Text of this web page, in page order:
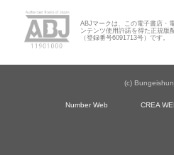
ABJマークは、この電子書店・
ンテンツ使用許諾を得た正規版
（登録番号6091713号）です。
(c)
Number Web CREA